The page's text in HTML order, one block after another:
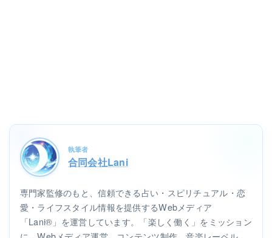
執筆者
合同会社Lani
専門家監修のもと、信頼できる占い・スピリチュアル・恋
愛・ライフスタイル情報を提供するWebメディア
「Lani®」を運営しています。「楽しく働く」をミッション